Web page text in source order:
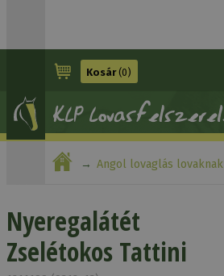
Kosár(0)
Angol lovaglás lovaknak
Nyeregalátét
Zselétokos Tattini